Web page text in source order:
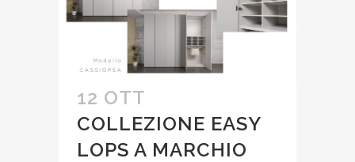
12 OTT
COLLEZIONE EASY
LOPS A MARCHIO